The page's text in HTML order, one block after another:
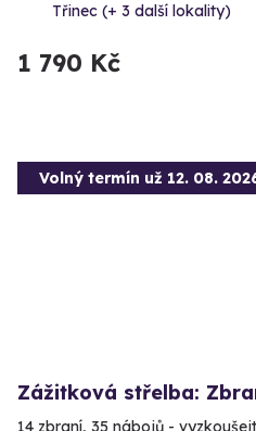
Třinec (+ 3 další lokality)
1 790 Kč
Volný termín už 12. 08.
Zážitková střelba: